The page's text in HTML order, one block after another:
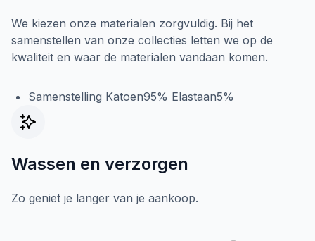
We kiezen onze materialen zorgvuldig. Bij het
samenstellen van onze collecties letten we op de
kwaliteit en waar de materialen vandaan komen.
Samenstelling Katoen95% Elastaan5%
Wassen en verzorgen
Zo geniet je langer van je aankoop.